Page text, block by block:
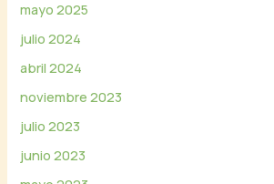
mayo 2025
julio 2024
abril 2024
noviembre 2023
julio 2023
junio 2023